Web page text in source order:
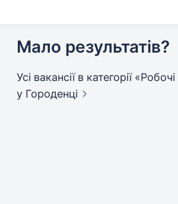
Мало результатів?
Усі вакансії в категорії
у Городенці